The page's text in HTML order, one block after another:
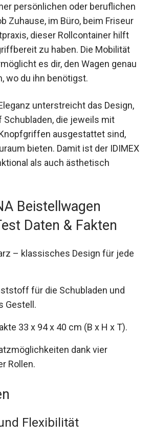
persönlichen oder beruflichen
Zuhause, im Büro, beim Friseur
dieser Rollcontainer hilft
zu haben. Die Mobilität
es dir, den Wagen genau
wo du ihn benötigst.
unterstreicht das Design,
Schubladen, die jeweils mit
ausgestattet sind,
bieten. Damit ist der IDIMEX
als auch ästhetisch
Beistellwagen
Daten & Fakten
– klassisches Design für jede
für die Schubladen und
Gestell.
33 x 94 x 40 cm (B x H x T).
dank vier
Rollen.
Flexibilität